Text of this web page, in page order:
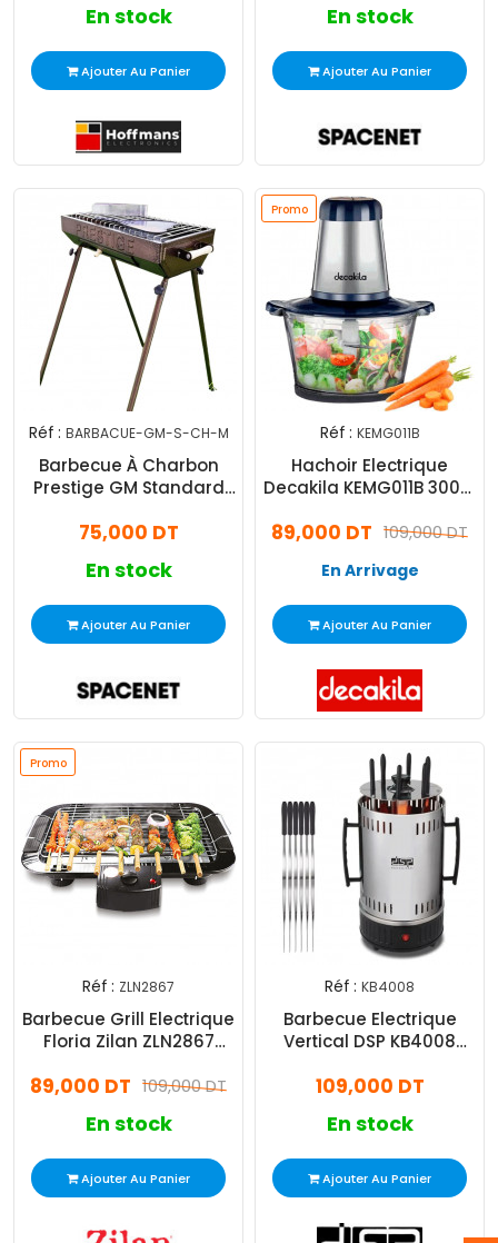
En stock
Ajouter Au Panier
En stock
Ajouter Au Panier
Réf : BARBACUE-GM-S-CH-M
Barbecue À Charbon
Prestige GM Standard
75,000 DT
En stock
Ajouter Au Panier
Promo
Réf : KEMG011B
Hachoir Electrique
Decakila KEMG011B 300W
109,000 DT
89,000 DT
En Arrivage
Ajouter Au Panier
Promo
Réf : ZLN2867
Barbecue Grill Electrique
Floria Zilan ZLN2867
109,000 DT
89,000 DT
En stock
Ajouter Au Panier
Réf : KB4008
Barbecue Electrique
Vertical DSP KB4008
109,000 DT
En stock
Ajouter Au Panier